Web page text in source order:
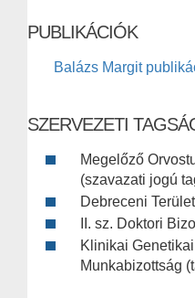
PUBLIKÁCIÓK
Balázs Margit
SZERVEZETI
Megelőző
(szavazati jogú
Debreceni
II. sz. Doktori
Klinikai
Munkabizottság